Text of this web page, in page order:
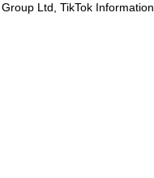
Ltd, TikTok